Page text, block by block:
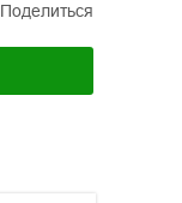
Поделиться